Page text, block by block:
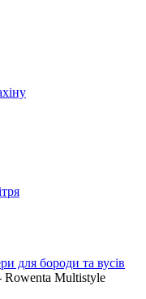
для бороди та вусів
Multistyle